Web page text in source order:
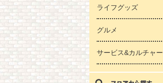
ライフグッズ
グルメ
サービス&カルチャー